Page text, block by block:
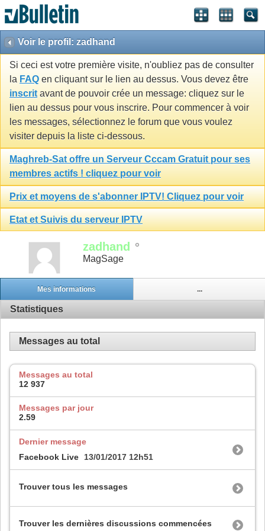
Voir le profil: zadhand
Si ceci est votre première visite, n'oubliez pas de consulter
la FAQ en cliquant sur le lien au dessus. Vous devez être
inscrit avant de pouvoir crée un message: cliquez sur le
lien au dessus pour vous inscrire. Pour commencer à voir
les messages, sélectionnez le forum que vous voulez
visiter depuis la liste ci-dessous.
Maghreb-Sat offre un Serveur Cccam Gratuit pour ses
membres actifs ! cliquez pour voir
Prix et moyens de s'abonner IPTV! Cliquez pour voir
Etat et Suivis du serveur IPTV
zadhand
MagSage
Mes informations ...
Statistiques
Messages au total
Messages au total
12 937
Messages par jour
2.59
Dernier message
Facebook Live
13/01/2017 12h51
Trouver tous les messages
Trouver les dernières discussions commencées